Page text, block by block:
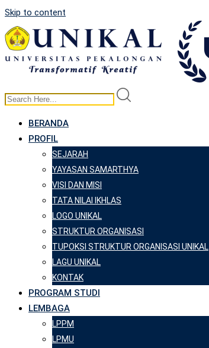
Skip to content
BERANDA
PROFIL
SEJARAH
YAYASAN SAMARTHYA
VISI DAN MISI
TATA NILAI IKHLAS
LOGO UNIKAL
STRUKTUR ORGANISASI
TUPOKSI STRUKTUR ORGANISASI UNIKAL
LAGU UNIKAL
KONTAK
PROGRAM STUDI
LEMBAGA
LPPM
LPMU